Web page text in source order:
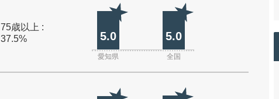
75歳以上 :
37.5%
5.0 5.0
愛知県 全国